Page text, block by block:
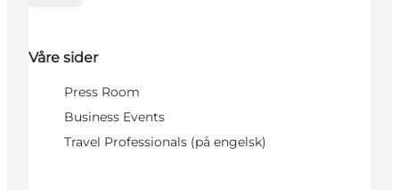
Våre sider
Press Room
Business Events
Travel Professionals (på engelsk)